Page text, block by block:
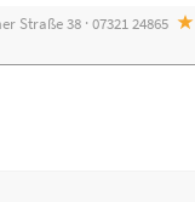
Straße 38 · 07321 24865